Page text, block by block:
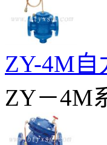
ZY-4M自
ZY－4M